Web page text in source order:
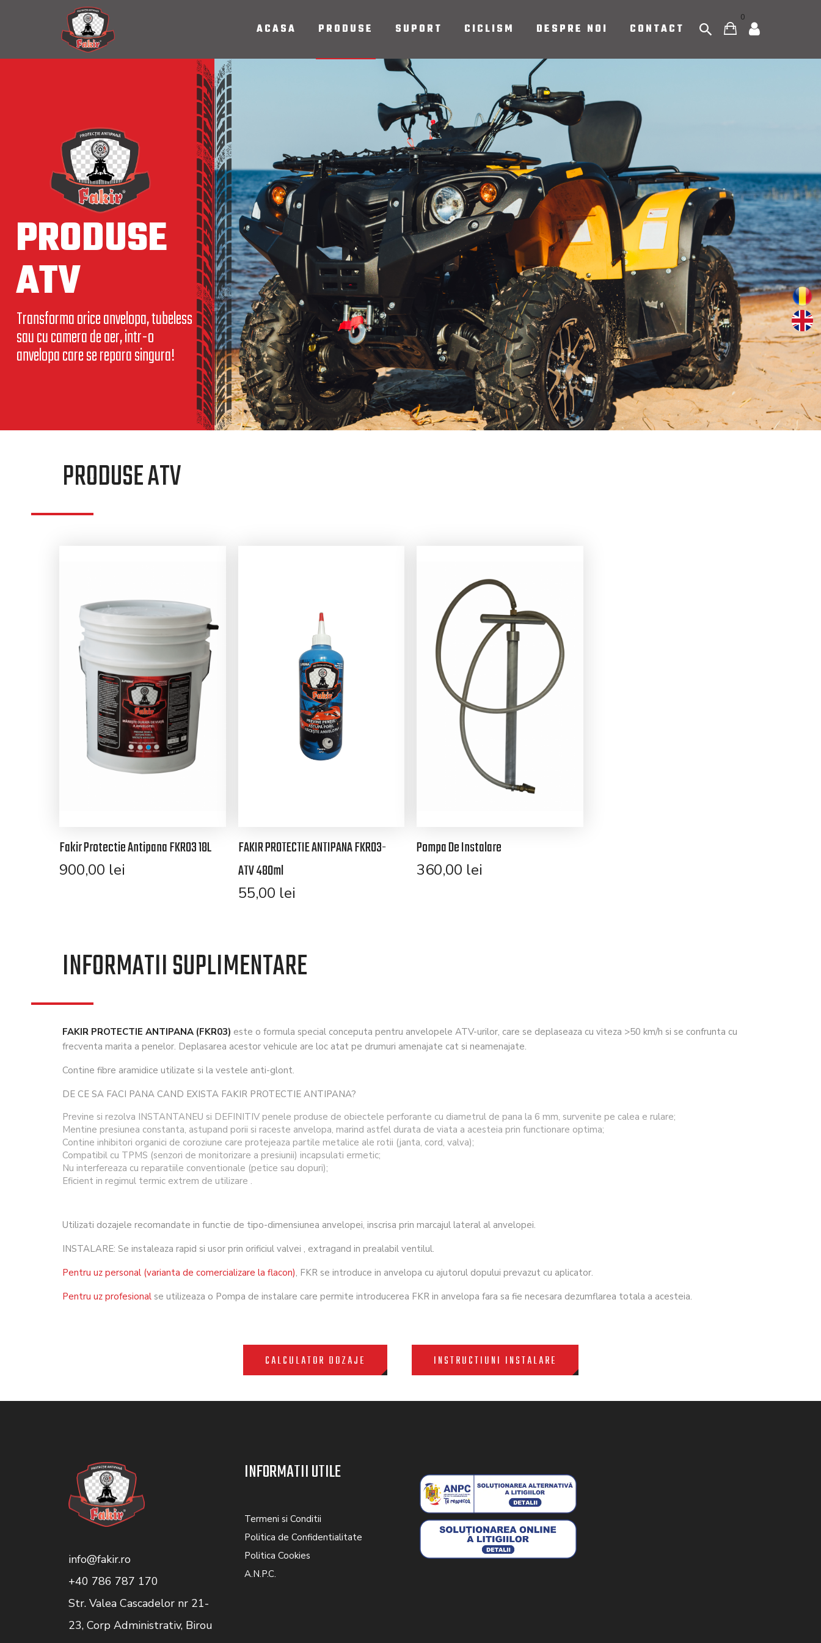
ACASA PRODUSE SUPORT CICLISM DESPRE NOI CONTACT
0
PRODUSE
ATV
Transforma orice anvelopa, tubeless
sau cu camera de aer, intr-o
anvelopa care se repara singura!
PRODUSE ATV
Fakir Protectie Antipana FKR03 18L
900,00 lei
FAKIR PROTECTIE ANTIPANA FKR03-
ATV 480ml
55,00 lei
Pompa De Instalare
360,00 lei
INFORMATII SUPLIMENTARE
FAKIR PROTECTIE ANTIPANA (FKR03) este o formula special conceputa pentru anvelopele ATV-urilor, care se deplaseaza cu viteza >50 km/h si se confrunta cu
frecventa marita a penelor. Deplasarea acestor vehicule are loc atat pe drumuri amenajate cat si neamenajate.
Contine fibre aramidice utilizate si la vestele anti-glont.
DE CE SA FACI PANA CAND EXISTA FAKIR PROTECTIE ANTIPANA?
Previne si rezolva INSTANTANEU si DEFINITIV penele produse de obiectele perforante cu diametrul de pana la 6 mm, survenite pe calea e rulare;
Mentine presiunea constanta, astupand porii si raceste anvelopa, marind astfel durata de viata a acesteia prin functionare optima;
Contine inhibitori organici de coroziune care protejeaza partile metalice ale rotii (janta, cord, valva);
Compatibil cu TPMS (senzori de monitorizare a presiunii) incapsulati ermetic;
Nu interfereaza cu reparatiile conventionale (petice sau dopuri);
Eficient in regimul termic extrem de utilizare .
Utilizati dozajele recomandate in functie de tipo-dimensiunea anvelopei, inscrisa prin marcajul lateral al anvelopei.
INSTALARE: Se instaleaza rapid si usor prin orificiul valvei , extragand in prealabil ventilul.
Pentru uz personal (varianta de comercializare la flacon), FKR se introduce in anvelopa cu ajutorul dopului prevazut cu aplicator.
Pentru uz profesional se utilizeaza o Pompa de instalare care permite introducerea FKR in anvelopa fara sa fie necesara dezumflarea totala a acesteia.
CALCULATOR DOZAJE INSTRUCTIUNI INSTALARE
info@fakir.ro
+40 786 787 170
Str. Valea Cascadelor nr 21-
23, Corp Administrativ, Birou
INFORMATII UTILE
Termeni si Conditii
Politica de Confidentialitate
Politica Cookies
A.N.P.C.